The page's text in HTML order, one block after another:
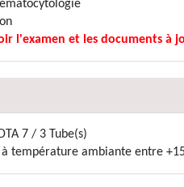
l'examen et les documents à
7 / 3 Tube(s)
température ambiante entre